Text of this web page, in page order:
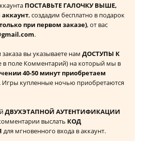
ПОСТАВЬТЕ ГАЛОЧКУ ВЫШЕ,
аккаунт, создадим бесплатно в подарок
при первом заказе), от вас
.
вы указываете нам ДОСТУПЫ К
в поле Комментарий) на который мы в
40-50 минут приобретаем
. Игры купленные ночью приобретаются
ДВУХЭТАПНОЙ АУТЕНТИФИКАЦИИ
выслать КОД
для мгновенного входа в аккаунт.